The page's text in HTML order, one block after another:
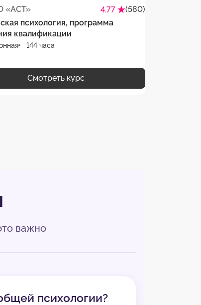
«АСТ» 4.77
(580)
психология, программа
квалификации
144 часа
Смотреть курс
важно
психологии?